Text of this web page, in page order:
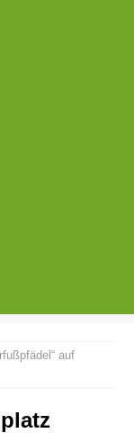
auf